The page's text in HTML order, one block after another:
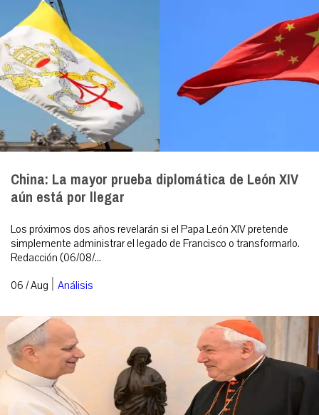
China: La mayor prueba diplomática de León XIV
aún está por llegar
Los próximos dos años revelarán si el Papa León XIV pretende
simplemente administrar el legado de Francisco o transformarlo.
Redacción (06/08/...
06 / Aug | Análisis